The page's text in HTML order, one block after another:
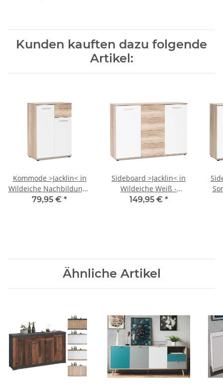
Kunden kauften dazu folgende
Artikel:
Kommode >Jacklin< in
Wildeiche Nachbildung -
60x85x35cm (BxHxT)
79,95 € *
Sideboard >Jacklin< in
Wildeiche Weiß -
120x85x35cm (BxHxT)
149,95 € *
Ähnliche Artikel